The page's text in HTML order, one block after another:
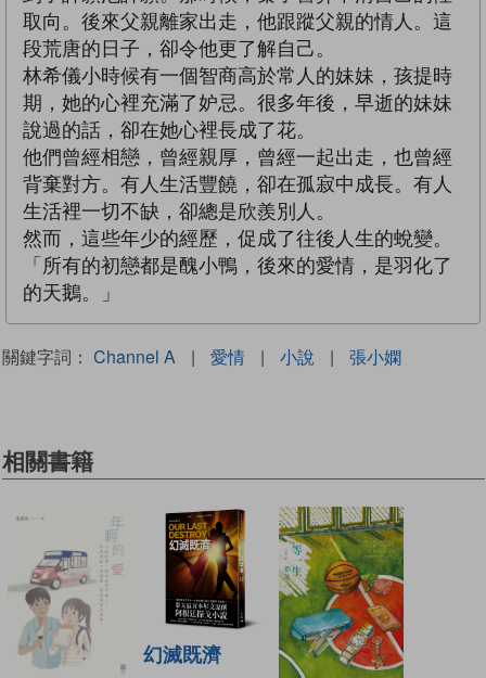
取向。後來父親離家出走，他跟蹤父親的情人。這
段荒唐的日子，卻令他更了解自己。
林希儀小時候有一個智商高於常人的妹妹，孩提時
期，她的心裡充滿了妒忌。很多年後，早逝的妹妹
說過的話，卻在她心裡長成了花。
他們曾經相戀，曾經親厚，曾經一起出走，也曾經
背棄對方。有人生活豐饒，卻在孤寂中成長。有人
生活裡一切不缺，卻總是欣羨別人。
然而，這些年少的經歷，促成了往後人生的蛻變。
「所有的初戀都是醜小鴨，後來的愛情，是羽化了
的天鵝。」
關鍵字詞： Channel A | 愛情 | 小說 | 張小嫻
相關書籍
幻滅既濟